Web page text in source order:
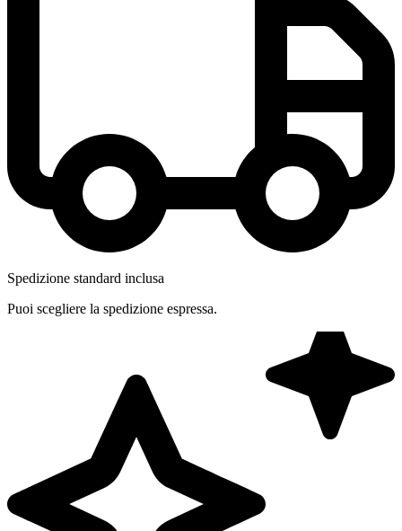
Spedizione standard inclusa
Puoi scegliere la spedizione espressa.